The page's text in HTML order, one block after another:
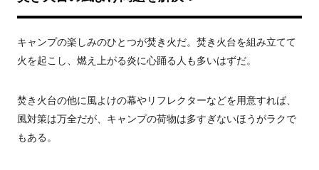
キャンプの楽しみのひとつが焚き火だ。焚き火台を組み立てて
火を起こし、燃え上がる炎に心踊る人も多いはずだ。
焚き火台の他に風よけの幕やリフレクターなどを用意すれば、
風対策は万全だが、キャンプの荷物は多すぎないほうがラクで
もある。